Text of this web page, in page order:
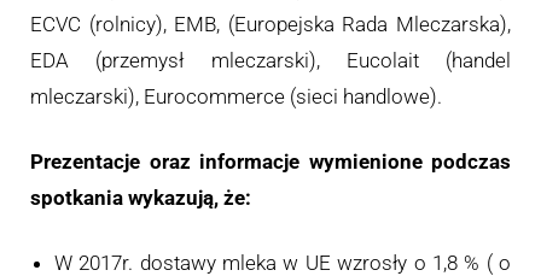
ECVC (rolnicy), EMB, (Europejska Rada Mleczarska),
EDA (przemysł mleczarski), Eucolait (handel
mleczarski), Eurocommerce (sieci handlowe).
Prezentacje oraz informacje wymienione podczas
spotkania wykazują, że:
W 2017r. dostawy mleka w UE wzrosły o 1,8 % ( o